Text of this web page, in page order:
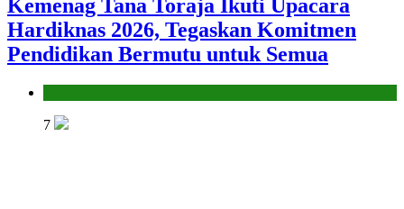
Kemenag Tana Toraja Ikuti Upacara
Hardiknas 2026, Tegaskan Komitmen
Pendidikan Bermutu untuk Semua
7